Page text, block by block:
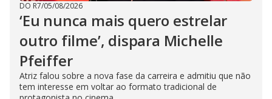
DO R7/05/08/2026
‘Eu nunca mais quero estrelar
outro filme’, dispara Michelle
Pfeiffer
Atriz falou sobre a nova fase da carreira e admitiu que não
tem interesse em voltar ao formato tradicional de